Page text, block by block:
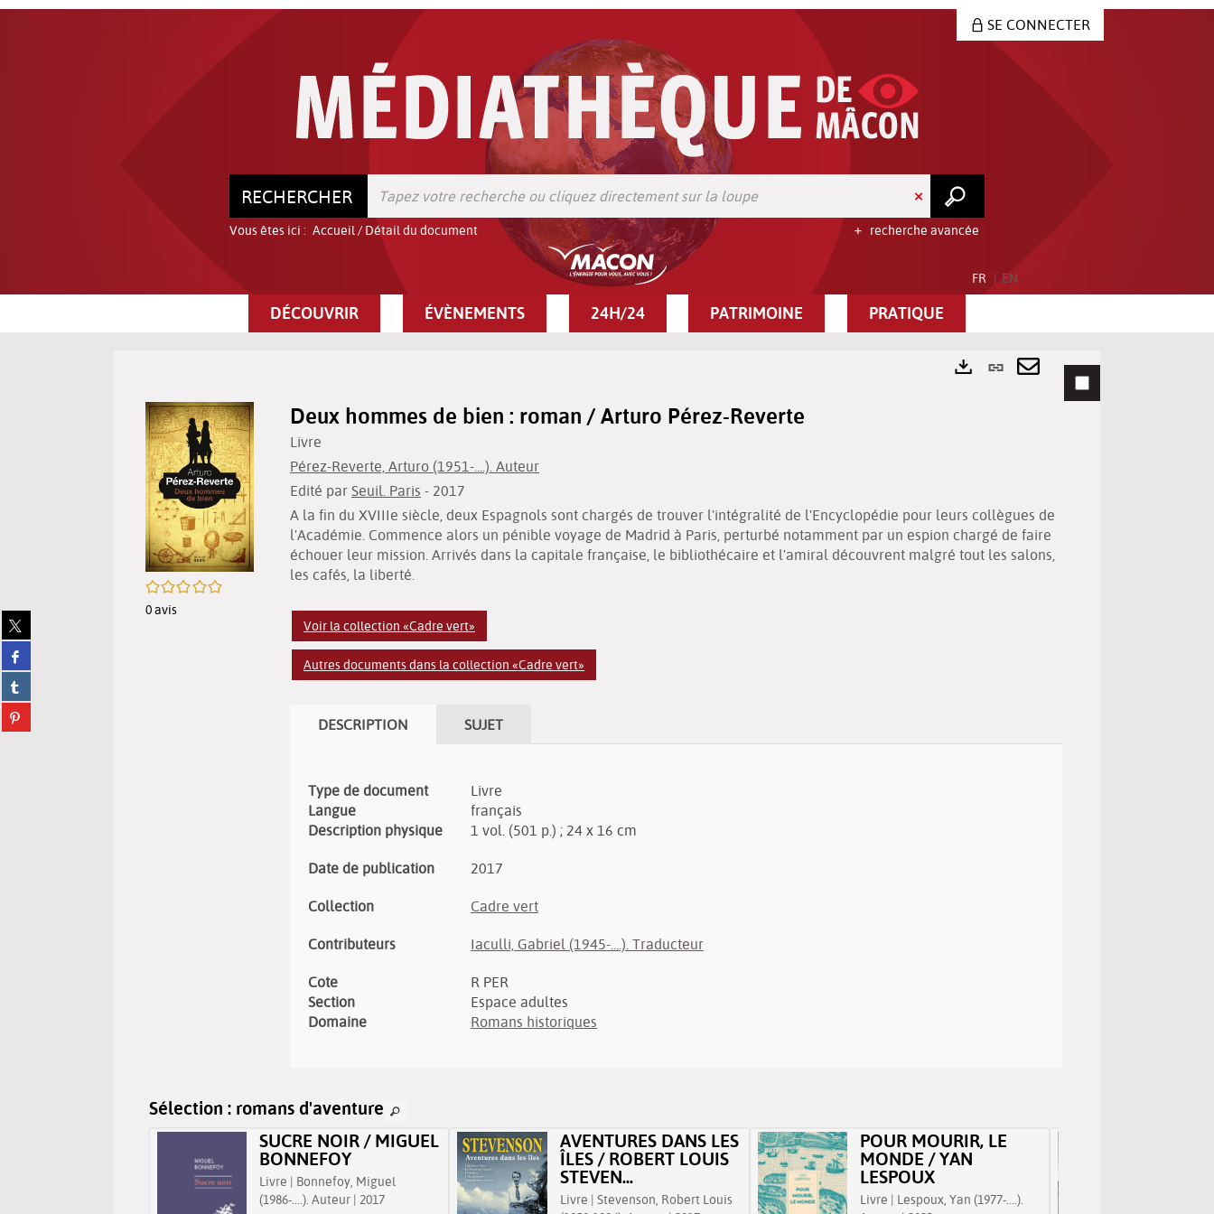
SE CONNECTER
RECHERCHER
recherche avancée
Vous êtes ici : Accueil/ Détail du document
FR EN
DÉCOUVRIR ÉVÈNEMENTS 24H/24 PATRIMOINE PRATIQUE
Partager
sur
twitter
(Nouvelle
fenêtre)
Partager
sur
facebook
(Nouvelle
fenêtre)
Partager
sur
tumblr
(Nouvelle
Partager
sur
Lien
permanent
Envoyer
/5
0avis
Deux hommes de bien : roman / Arturo Pérez-Reverte
Livre
Pérez-Reverte, Arturo (1951-....). Auteur
Edité par Seuil. Paris - 2017
A la fin du XVIIIe siècle, deux Espagnols sont chargés de trouver l'intégralité de l'Encyclopédie pour leurs collègues de
l'Académie. Commence alors un pénible voyage de Madrid à Paris, perturbé notamment par un espion chargé de faire
échouer leur mission. Arrivés dans la capitale française, le bibliothécaire et l'amiral découvrent malgré tout les salons,
les cafés, la liberté.
Voir la collection «Cadre vert»
Autres documents dans la collection «Cadre vert»
DESCRIPTION SUJET
Type de document
Livre
Langue
français
Description physique
1 vol. (501 p.) ; 24 x 16 cm
Date de publication 2017
Collection Cadre vert
Contributeurs Iaculli, Gabriel (1945-....). Traducteur
Cote
R PER
Section
Espace adultes
Domaine
Romans historiques
Sélection : romans d'aventure
SUCRE NOIR / MIGUEL
BONNEFOY
Livre | Bonnefoy, Miguel
(1986-....). Auteur | 2017
AVENTURES DANS LES
ÎLES / ROBERT LOUIS
STEVEN...
Livre | Stevenson, Robert Louis
POUR MOURIR, LE
MONDE / YAN
LESPOUX
Livre | Lespoux, Yan (1977-....).